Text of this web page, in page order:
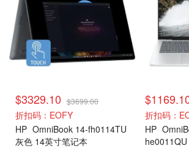
$3329.10 $3699.00
折扣码：EOFY
HP OmniBook 14-fh0114TU
灰色 14英寸笔记本
折扣码：
HP